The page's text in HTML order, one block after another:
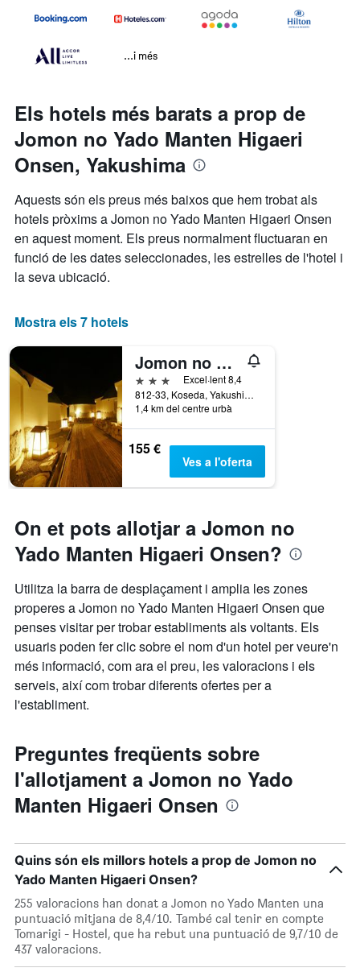
...i més
Els hotels més barats a prop de
Jomon no Yado Manten Higaeri
Onsen, Yakushima
Aquests són els preus més baixos que hem trobat als
hotels pròxims a Jomon no Yado Manten Higaeri Onsen
en aquest moment. Els preus normalment fluctuaran en
funció de les dates seleccionades, les estrelles de l'hotel i
la seva ubicació.
Mostra els 7 hotels
Jomon no Yado Manten
3 estrellesExcel·lent 8,4
812-33, Koseda, Yakushima, Japó
1,4 km del centre urbà
155 €
Ves a l'oferta
On et pots allotjar a Jomon no
Yado Manten Higaeri Onsen?
Utilitza la barra de desplaçament i amplia les zones
properes a Jomon no Yado Manten Higaeri Onsen que
penses visitar per trobar establiments als voltants. Els
usuaris poden fer clic sobre el nom d'un hotel per veure'n
més informació, com ara el preu, les valoracions i els
serveis, així com trobar diferents ofertes per a
l'establiment.
Preguntes freqüents sobre
l'allotjament a Jomon no Yado
Manten Higaeri Onsen
Quins són els millors hotels a prop de Jomon no
Yado Manten Higaeri Onsen?
255 valoracions han donat a Jomon no Yado Manten una
puntuació mitjana de 8,4/10. També cal tenir en compte
Tomarigi - Hostel, que ha rebut una puntuació de 9,7/10 de
437 valoracions.